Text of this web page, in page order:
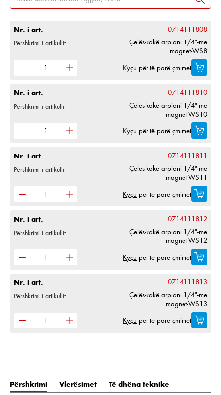
Nr. i art. 0714111808
Përshkrimi i artikullit
Çelës-kokë arpioni 1/4"-me
magnet-WS8
Kyçu për të parë çmimet
Nr. i art. 0714111810
Përshkrimi i artikullit
Çelës-kokë arpioni 1/4"-me
magnet-WS10
Kyçu për të parë çmimet
Nr. i art. 0714111811
Përshkrimi i artikullit
Çelës-kokë arpioni 1/4"-me
magnet-WS11
Kyçu për të parë çmimet
Nr. i art. 0714111812
Përshkrimi i artikullit
Çelës-kokë arpioni 1/4"-me
magnet-WS12
Kyçu për të parë çmimet
Nr. i art. 0714111813
Përshkrimi i artikullit
Çelës-kokë arpioni 1/4"-me
magnet-WS13
Kyçu për të parë çmimet
Përshkrimi Vlerësimet Të dhëna teknike